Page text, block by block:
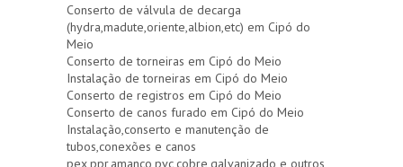
Conserto de válvula de decarga
(hydra,madute,oriente,albion,etc) em Cipó do
Meio
Conserto de torneiras em Cipó do Meio
Instalação de torneiras em Cipó do Meio
Conserto de registros em Cipó do Meio
Conserto de canos furado em Cipó do Meio
Instalação,conserto e manutenção de
tubos,conexões e canos
pex,ppr,amanco,pvc,cobre,galvanizado e outros